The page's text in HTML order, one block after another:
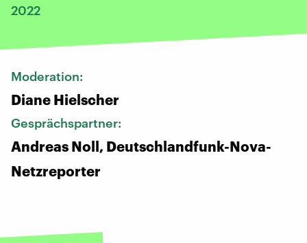
2022
Moderation:
Diane Hielscher
Gesprächspartner:
Andreas Noll, Deutschlandfunk-Nova-
Netzreporter